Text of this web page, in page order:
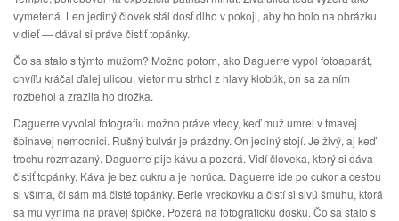
vymetená. Len jediný človek stál dosť dlho v pokoji, aby ho bolo na obrázku
vidieť — dával si práve čistiť topánky.
Čo sa stalo s týmto mužom? Možno potom, ako Daguerre vypol fotoaparát,
chvíľu kráčal ďalej ulicou, vietor mu strhol z hlavy klobúk, on sa za ním
rozbehol a zrazila ho drožka.
Daguerre vyvolal fotografiu možno práve vtedy, keď muž umrel v tmavej
špinavej nemocnici. Rušný bulvár je prázdny. On jediný stojí. Je živý, aj keď
trochu rozmazaný. Daguerre pije kávu a pozerá. Vidí človeka, ktorý si dáva
čistiť topánky. Káva je bez cukru a je horúca. Daguerre ide po cukor a cestou
si všíma, či sám má čisté topánky. Berie vreckovku a čistí si sivú šmuhu, ktorá
sa mu vyníma na pravej špičke. Pozerá na fotografickú dosku. Čo sa stalo s